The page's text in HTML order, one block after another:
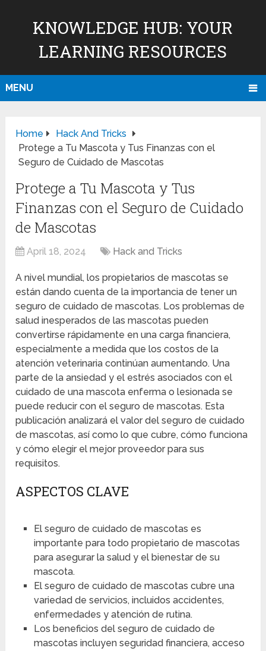
KNOWLEDGE HUB: YOUR
LEARNING RESOURCES
MENU
Home
Hack And Tricks
Protege a Tu Mascota y Tus Finanzas con el
Seguro de Cuidado de Mascotas
Protege a Tu Mascota y Tus
Finanzas con el Seguro de Cuidado
de Mascotas
April 18, 2024 Hack and Tricks
A nivel mundial, los propietarios de mascotas se
están dando cuenta de la importancia de tener un
seguro de cuidado de mascotas. Los problemas de
salud inesperados de las mascotas pueden
convertirse rápidamente en una carga financiera,
especialmente a medida que los costos de la
atención veterinaria continúan aumentando. Una
parte de la ansiedad y el estrés asociados con el
cuidado de una mascota enferma o lesionada se
puede reducir con el seguro de mascotas. Esta
publicación analizará el valor del seguro de cuidado
de mascotas, así como lo que cubre, cómo funciona
y cómo elegir el mejor proveedor para sus
requisitos.
ASPECTOS CLAVE
El seguro de cuidado de mascotas es
importante para todo propietario de mascotas
para asegurar la salud y el bienestar de su
mascota.
El seguro de cuidado de mascotas cubre una
variedad de servicios, incluidos accidentes,
enfermedades y atención de rutina.
Los beneficios del seguro de cuidado de
mascotas incluyen seguridad financiera, acceso